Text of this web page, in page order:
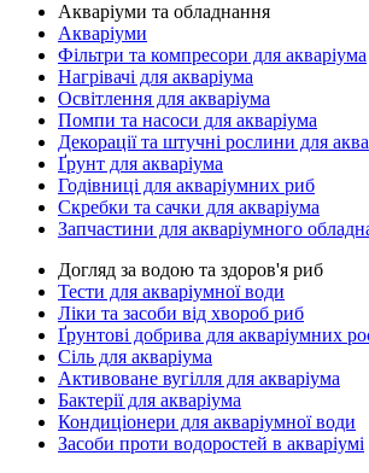
Акваріуми та обладнання
Акваріуми
Фільтри та компресори для акваріума
Нагрівачі для акваріума
Освітлення для акваріума
Помпи та насоси для акваріума
Декорації та штучні рослини для
Ґрунт для акваріума
Годівниці для акваріумних риб
Скребки та сачки для акваріума
Запчастини для акваріумного
Догляд за водою та здоров'я риб
Тести для акваріумної води
Ліки та засоби від хвороб риб
Ґрунтові добрива для акваріумних
Сіль для акваріума
Активоване вугілля для акваріума
Бактерії для акваріума
Кондиціонери для акваріумної води
Засоби проти водоростей в акваріумі